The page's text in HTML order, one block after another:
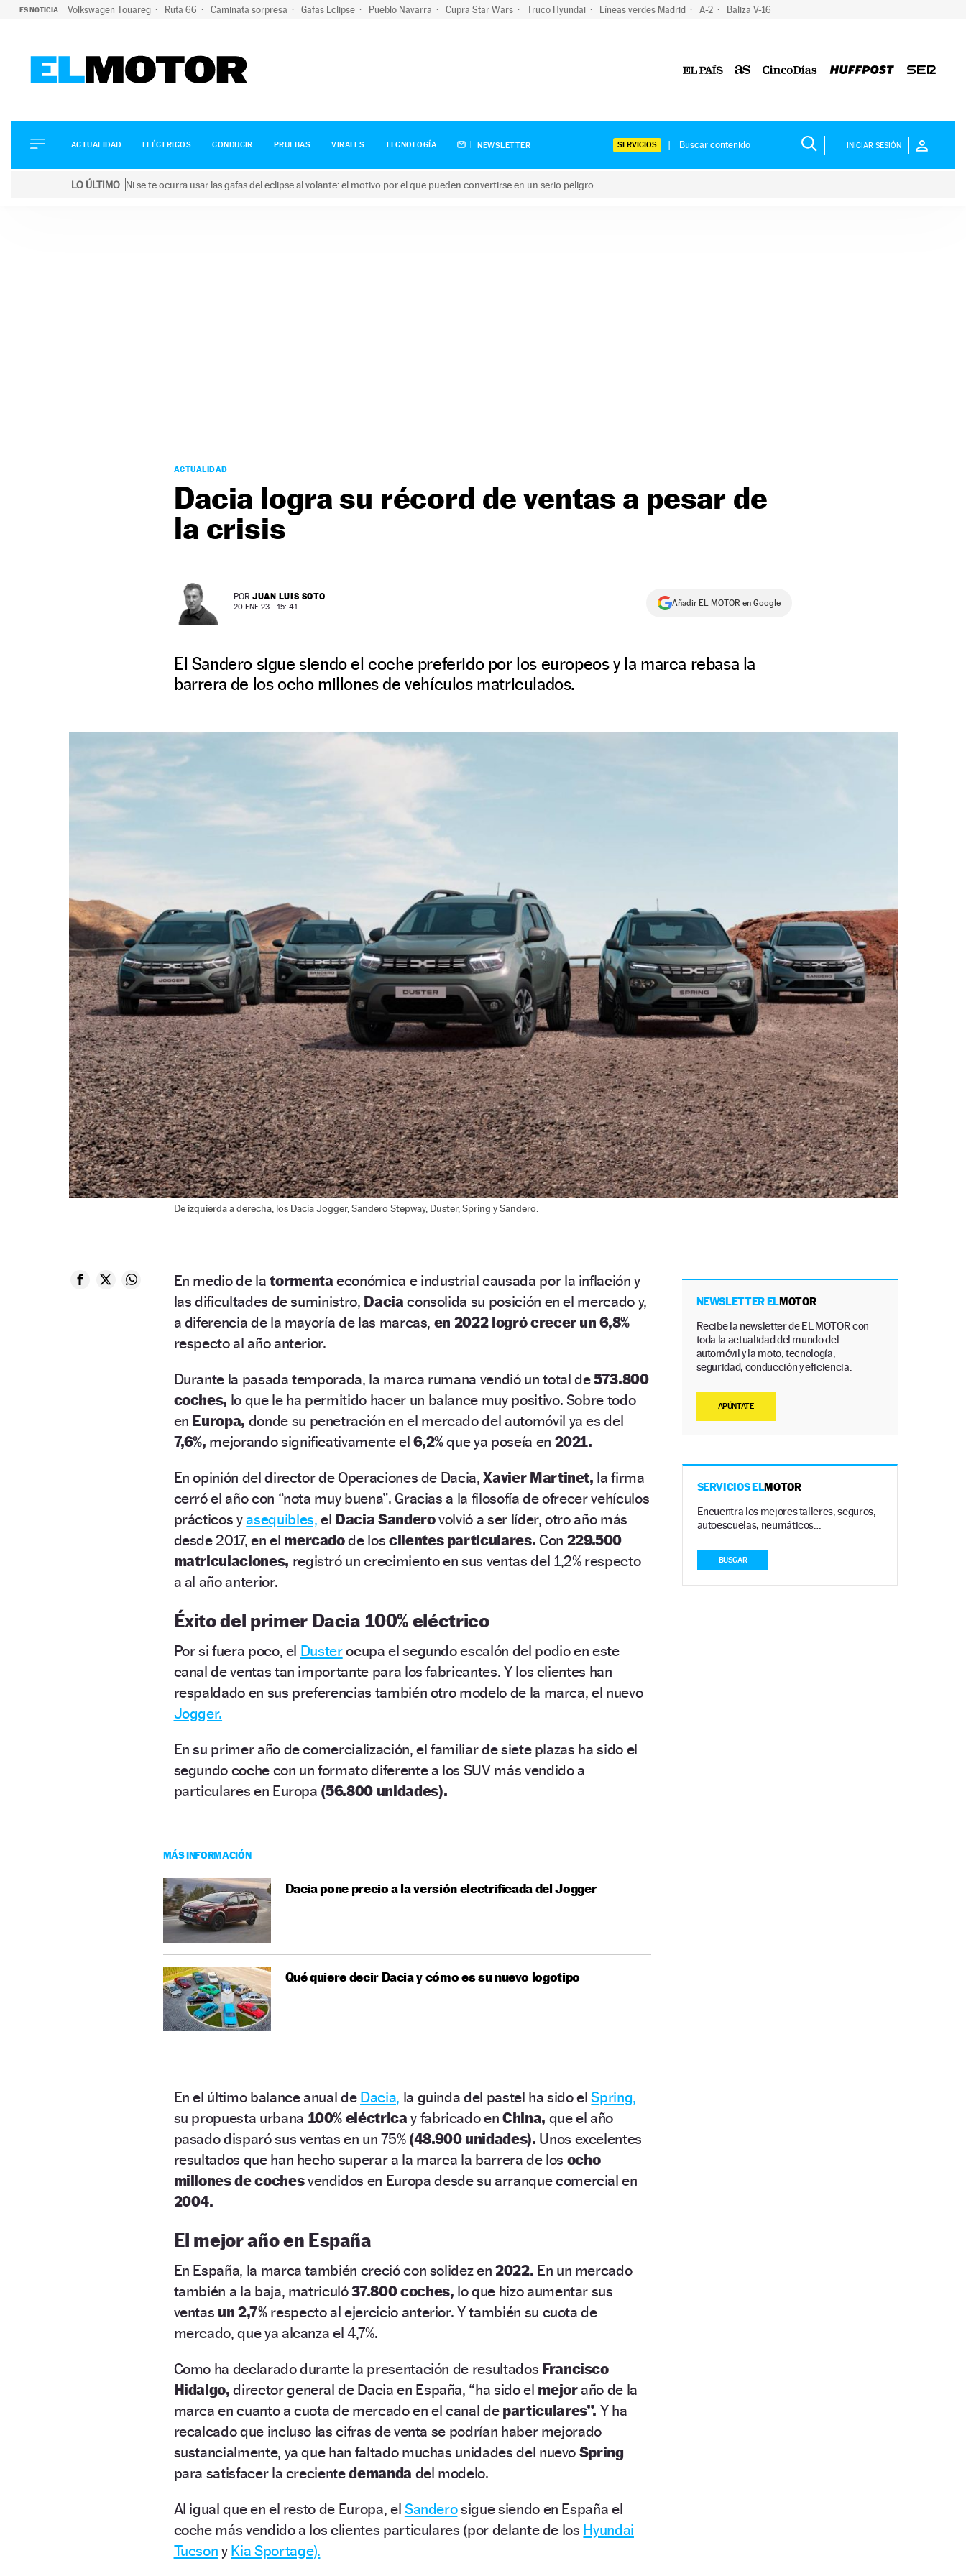
ES NOTICIA: Volkswagen Touareg Ruta 66 Caminata sorpresa Gafas Eclipse Pueblo Navarra Cupra Star Wars Truco Hyundai Líneas verdes Madrid A-2 Baliza V-16
ELÉCTRICOS
CONDUCIR
ACTUALIDAD ELÉCTRICOS CONDUCIR PRUEBAS VIRALES TECNOLOGÍA NEWSLETTER SERVICIOS INICIAR SESIÓN
LO ÚLTIMO Ni se te ocurra usar las gafas del eclipse al volante: el motivo por el que pueden convertirse en un serio peligro
ACTUALIDAD
Dacia logra su récord de ventas a pesar de
la crisis
POR JUAN LUIS SOTO
20 ENE 23 - 15: 41 Añadir EL MOTOR en Google
El Sandero sigue siendo el coche preferido por los europeos y la marca rebasa la
barrera de los ocho millones de vehículos matriculados.
De izquierda a derecha, los Dacia Jogger, Sandero Stepway, Duster, Spring y Sandero.
En medio de latormenta económica e industrial causada por la inflación y
las dificultades de suministro, Dacia consolida su posición en el mercado y,
a diferencia de la mayoría de las marcas, en 2022 logró crecer un 6,8%
respecto al año anterior.
Durante la pasada temporada, la marca rumana vendió un total de573.800
coches, lo que le ha permitido hacer un balance muy positivo. Sobre todo
en Europa, donde su penetración en el mercado del automóvil ya es del
7,6%, mejorando significativamente el6,2%que ya poseía en 2021.
En opinión del director de Operaciones de Dacia,Xavier Martinet, la firma
cerró el año con “nota muy buena”. Gracias a la filosofía de ofrecer vehículos
prácticos yasequibles, el Dacia Sanderovolvió a ser líder, otro año más
desde 2017, en el mercadode los clientes particulares. Con 229.500
matriculaciones, registró un crecimiento en sus ventas del 1,2% respecto
a al año anterior.
Éxito del primer Dacia 100% eléctrico
Por si fuera poco, el Dusterocupa el segundo escalón del podio en este
canal de ventas tan importante para los fabricantes. Y los clientes han
respaldado en sus preferencias también otro modelo de la marca, el nuevo
Jogger.
En su primer año de comercialización, el familiar de siete plazas ha sido el
segundo coche con un formato diferente a los SUV más vendido a
particulares en Europa (56.800 unidades).
MÁS INFORMACIÓN
Dacia pone precio a la versión electrificada del Jogger
Qué quiere decir Dacia y cómo es su nuevo logotipo
En el último balance anual de Dacia, la guinda del pastel ha sido elSpring,
su propuesta urbana 100% eléctricay fabricado en China, que el año
pasado disparó sus ventas en un 75% (48.900 unidades). Unos excelentes
resultados que han hecho superar a la marca la barrera de los ocho
millones de cochesvendidos en Europa desde su arranque comercial en
2004.
El mejor año en España
En España, la marca también creció con solidez en 2022. En un mercado
también a la baja, matriculó37.800 coches, lo que hizo aumentar sus
ventas un 2,7% respecto al ejercicio anterior. Y también su cuota de
mercado, que ya alcanza el 4,7%.
Como ha declarado durante la presentación de resultados Francisco
Hidalgo, director general de Dacia en España, “ha sido el mejoraño de la
marca en cuanto a cuota de mercado en el canal de particulares”. Y ha
recalcado que incluso las cifras de venta se podrían haber mejorado
sustancialmente, ya que han faltado muchas unidades del nuevo Spring
para satisfacer la crecientedemanda del modelo.
Al igual que en el resto de Europa, el Sanderosigue siendo en España el
coche más vendido a los clientes particulares (por delante de los Hyundai
Tucson y Kia Sportage).
NEWSLETTER ELMOTOR
Recibe la newsletter de EL MOTOR con
toda la actualidad del mundo del
automóvil y la moto, tecnología,
seguridad, conducción y eficiencia.
APÚNTATE
SERVICIOS ELMOTOR
Encuentra los mejores talleres, seguros,
autoescuelas, neumáticos…
BUSCAR